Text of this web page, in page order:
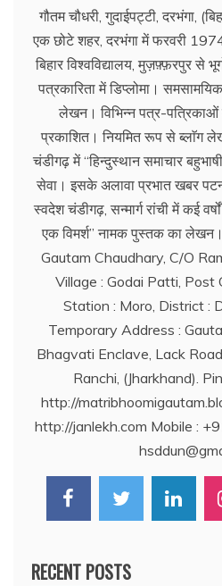
गौतम चौधरी, गुदाईपट्टी, दरभंगा,
एक छोटे शहर, दरभंगा में फरवरी
बिहार विश्वविद्यालय, मुज़फ़्फ़रपुर से
पत्रकारिता में डिप्लोमा। समसामयिक
लेखन। विभिन्न पत्र-
प्रकाशित। नियमित रूप से ब्लाॅग
चंडीगढ़ में ‘‘हिन्दुस्थान समाचार
सेवा। इसके अलावा प्रभात खबर
स्वदेश चंडीगढ़, सन्मार्ग रांची में कई
एक विमर्श’’ नामक पुस्तक का
Gautam Chaudhary, C/O
Village : Godai Patti, Post
Station : Moro, District :
Temporary Address :
Bhagvati Enclave, Lack
Ranchi, (Jharkhand).
http://
http://janlekh.com Mobile :
RECENT POSTS